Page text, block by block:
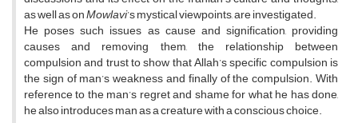
as well as onMowlavi’s mystical viewpoints, are investigated.
He poses such issues as cause and signification, providing
causes and removing them, the relationship between
compulsion and trust to show that Allah’s specific compulsion is
the sign of man’s weakness and finally of the compulsion. With
reference to the man’s regret and shame for what he has done,
he also introduces man as a creature with a conscious choice.